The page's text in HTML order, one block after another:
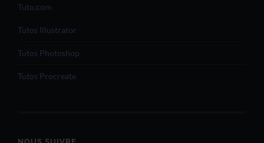
Tuto.com
Tutos Illustrator
Tutos Photoshop
Tutos Procreate